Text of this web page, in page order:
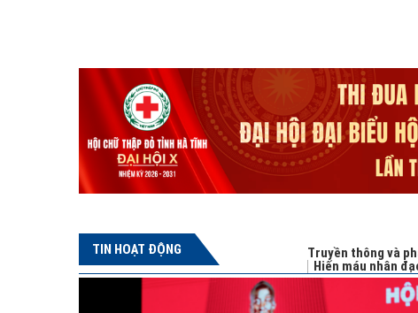
TIN HOẠT ĐỘNG Truyền thông và
Hiến máu nhân